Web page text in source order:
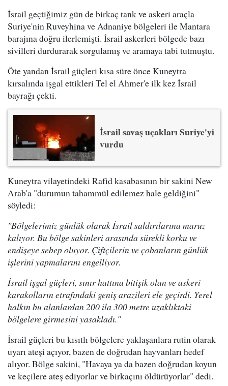
İsrail geçtiğimiz gün de birkaç tank ve askeri araçla
Suriye'nin Ruveyhina ve Adnaniye bölgeleri ile Mantara
barajına doğru ilerlemişti. İsrail askerleri bölgede bazı
sivilleri durdurarak sorgulamış ve aramaya tabi tutmuştu.
Öte yandan İsrail güçleri kısa süre önce Kuneytra
kırsalında işgal ettikleri Tel el Ahmer'e ilk kez İsrail
bayrağı çekti.
İsrail savaş uçakları Suriye'yi
vurdu
Kuneytra vilayetindeki Rafid kasabasının bir sakini New
Arab'a "durumun tahammül edilemez hale geldiğini"
söyledi:
"Bölgelerimiz günlük olarak İsrail saldırılarına maruz
kalıyor. Bu bölge sakinleri arasında sürekli korku ve
endişeye sebep oluyor. Çiftçilerin ve çobanların günlük
işlerini yapmalarını engelliyor.
İsrail işgal güçleri, sınır hattına bitişik olan ve askeri
karakolların etrafındaki geniş arazileri ele geçirdi. Yerel
halkın bu alanlardan 200 ila 300 metre uzaklıktaki
bölgelere girmesini yasakladı."
İsrail güçleri bu kısıtlı bölgelere yaklaşanlara rutin olarak
uyarı ateşi açıyor, bazen de doğrudan hayvanları hedef
alıyor. Bölge sakini, "Havaya ya da bazen doğrudan koyun
ve keçilere ateş ediyorlar ve birkaçını öldürüyorlar" dedi.